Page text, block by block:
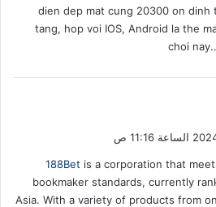
dien dep mat cung 20300 on dinh
tang, hop voi IOS, Android la the
choi
188Bet is a corporation that
bookmaker standards, currently
Asia. With a variety of products from